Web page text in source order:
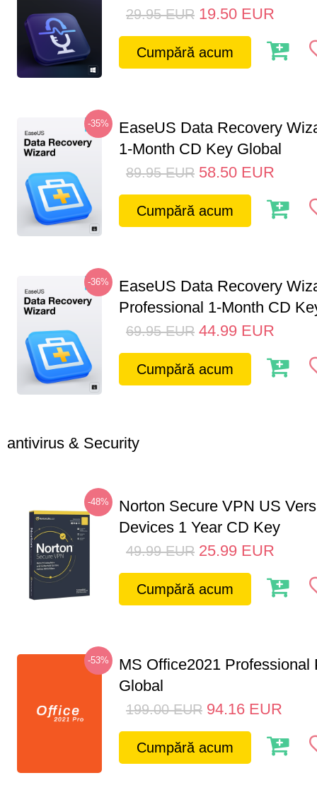
29.95 EUR 19.50 EUR
Cumpără acum
-35%
EaseUS Data Recovery
1-Month CD Key Global
89.95 EUR 58.50 EUR
Cumpără acum
-36%
EaseUS Data Recovery
Professional 1-Month CD
69.95 EUR 44.99 EUR
Cumpără acum
antivirus & Security
-48%
Norton Secure VPN US
Devices 1 Year CD Key
49.99 EUR 25.99 EUR
Cumpără acum
-53%
MS Office2021 Professional
Global
199.00 EUR 94.16 EUR
Cumpără acum